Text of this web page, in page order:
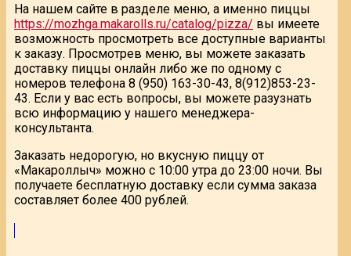
На нашем сайте в разделе меню, а именно пиццы
https://mozhga.makarolls.ru/catalog/pizza/ вы имеете
возможность просмотреть все доступные варианты
к заказу. Просмотрев меню, вы можете заказать
доставку пиццы онлайн либо же по одному с
номеров телефона 8 (950) 163-30-43, 8(912)853-23-
43. Если у вас есть вопросы, вы можете разузнать
всю информацию у нашего менеджера-
консультанта.
Заказать недорогую, но вкусную пиццу от
«Макароллыч» можно с 10:00 утра до 23:00 ночи. Вы
получаете бесплатную доставку если сумма заказа
составляет более 400 рублей.